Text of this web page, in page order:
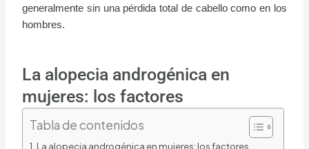
generalmente sin una pérdida total de cabello como en los
hombres.
La alopecia androgénica en
mujeres: los factores
Tabla de contenidos
La alopecia androgénica en mujeres: los factores